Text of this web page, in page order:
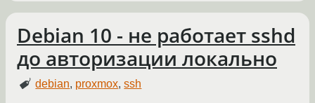
Debian 10 - не работает sshd
до авторизации локально
debian, proxmox,ssh